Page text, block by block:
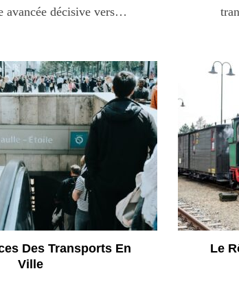
avancée décisive vers…
Des Transports En
Ville
Le